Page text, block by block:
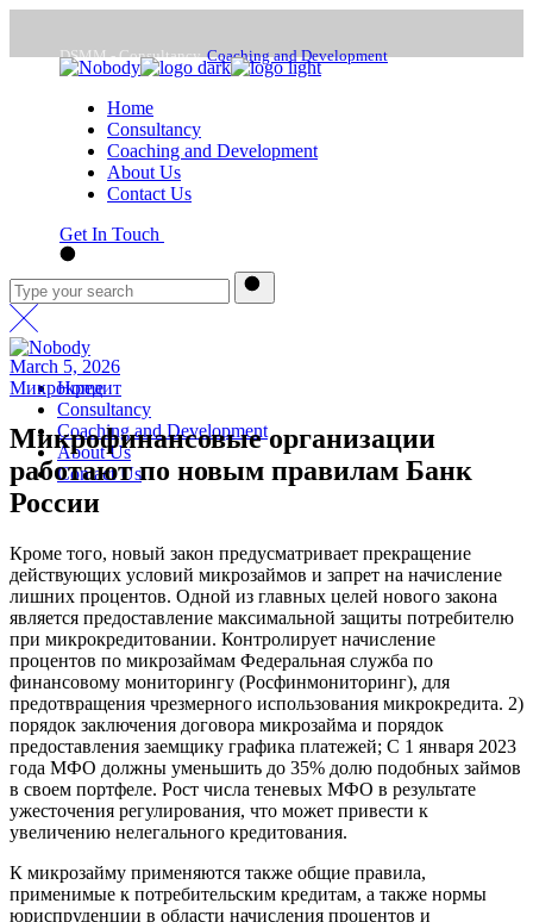
the
content
DSMM - Consultancy,Coaching and Development
Mon - Frd : 9:00 -18:00
office@dsmm.me
Home
Consultancy
Coaching and Development
About Us
Contact Us
Get In Touch
Home
Consultancy
Coaching and Development
About Us
Contact Us
March 5, 2026
Микрокредит
Микрофинансовые организации
работают по новым правилам Банк
России
Кроме того, новый закон предусматривает прекращение
действующих условий микрозаймов и запрет на начисление
лишних процентов. Одной из главных целей нового закона
является предоставление максимальной защиты потребителю
при микрокредитовании. Контролирует начисление
процентов по микрозаймам Федеральная служба по
финансовому мониторингу (Росфинмониторинг), для
предотвращения чрезмерного использования микрокредита. 2)
порядок заключения договора микрозайма и порядок
предоставления заемщику графика платежей; С 1 января 2023
года МФО должны уменьшить до 35% долю подобных займов
в своем портфеле. Рост числа теневых МФО в результате
ужесточения регулирования, что может привести к
увеличению нелегального кредитования.
К микрозайму применяются также общие правила,
применимые к потребительским кредитам, а также нормы
юриспруденции в области начисления процентов и